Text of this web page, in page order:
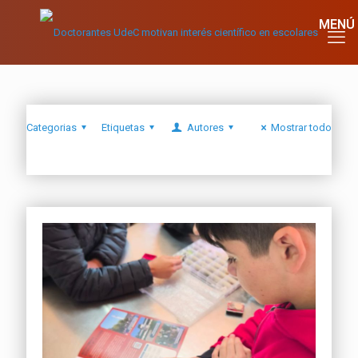
Categorias Etiquetas Autores Mostrar todo